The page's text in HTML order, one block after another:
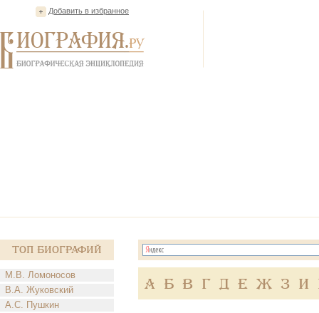
Добавить в избранное
Топ Биографий
М.В. Ломоносов
В.А. Жуковский
А.С. Пушкин
А Б В Г Д Е Ж З И